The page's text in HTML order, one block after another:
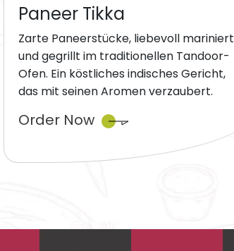
Paneer Tikka
Zarte Paneerstücke, liebevoll mariniert
und gegrillt im traditionellen Tandoor-
Ofen. Ein köstliches indisches Gericht,
das mit seinen Aromen verzaubert.
Order Now